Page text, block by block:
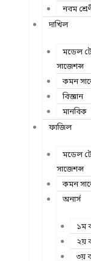
নবম
দাখিল
মডেল
সাজেশন্স
কমন
বিজ্ঞান
মানবিক
ফাজিল
মডেল
সাজেশন্স
কমন
অনার্স
১ম
২য়
৩য়